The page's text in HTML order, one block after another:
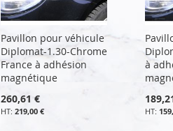
Pavillon pour véhicule
Diplomat-1.30-Chrome
France à adhésion
magnétique
260,61 €
219,00 €
à